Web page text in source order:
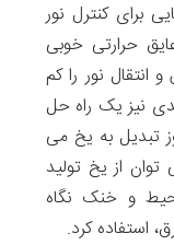
برای کنترل نور
حرارتی خوبی
نور را کم
نیز یک راه حل
تبدیل به یخ می
از یخ تولید
و خنک نگاه
استفاده کرد.